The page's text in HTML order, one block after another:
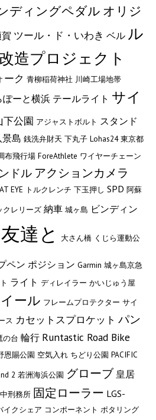
ディングペダル オリジ
ツール・ド・いわき ベル ル
造プロジェクト
ーク 青柳稲荷神社 川崎工場地帯
ぽーと横浜 テールライト サイ
下公園 アジャストボルト スタンド
景島 銭洗弁財天 下丸子 Lohas24 東京都
布飛行場 ForeAthlete ワイヤーチェーン
ドル アクションカメラ
EYE トルクレンチ 下玉押し SPD 阿蘇
クレリーズ 納車 城ヶ島 ビンディン
友達と 大さん橋 くじら運動公
ペン ポジション Garmin 城ヶ島京急
ライト ディレイラー かいじゅう屋
ール フレームプロテクター サイ
ス カセットスプロケット パン
の台 輪行 Runtastic Road Bike
恩賜公園 空気入れ ちどり公園 PACIFIC
2 若洲海浜公園 グローブ 皇居
刑務所 固定ローラー LGS-
イクシェア コンポーネント ポタリング